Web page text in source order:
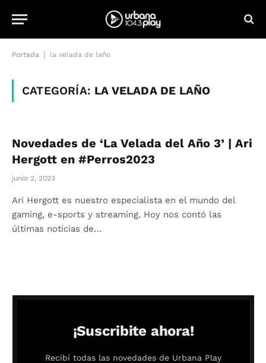
Portada la velada de laño
CATEGORÍA: LA VELADA DE LAÑO
Novedades de ‘La Velada del Año 3’ | Ari
Hergott en #Perros2023
junio 2, 2023
Ari Hergott es nuestro especialista en el mundo del
gaming, e-sports y streaming. Hoy nos contó las
últimas noticias de…
¡Suscribite ahora!
Recibí todas las novedades de Urbana Play